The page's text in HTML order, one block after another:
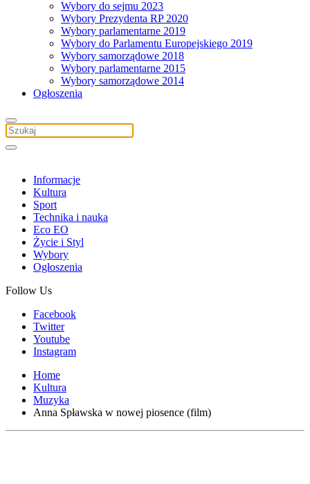
Wybory do sejmu 2023
Wybory Prezydenta RP 2020
Wybory parlamentarne 2019
Wybory do Parlamentu Europejskiego 2019
Wybory samorządowe 2018
Wybory parlamentarne 2015
Wybory samorządowe 2014
Ogłoszenia
Informacje
Kultura
Sport
Technika i nauka
Eco EO
Życie i Styl
Wybory
Ogłoszenia
Follow Us
Facebook
Twitter
Youtube
Instagram
Home
Kultura
Muzyka
Anna Spławska w nowej piosence (film)